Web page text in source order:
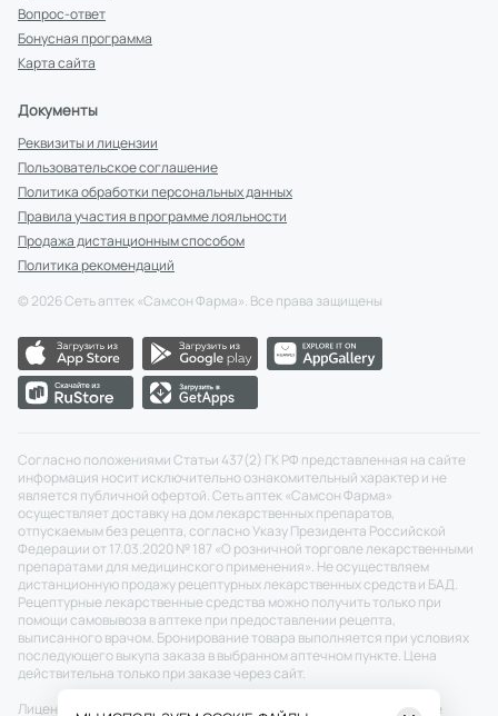
Вопрос-ответ
Бонусная программа
Карта сайта
Документы
Реквизиты и лицензии
Пользовательское соглашение
Политика обработки персональных данных
Правила участия в программе лояльности
Продажа дистанционным способом
Политика рекомендаций
© 2026Сеть аптек «Самсон Фарма». Все права защищены
Согласно положениями Статьи 437(2) ГК РФ представленная на сайте
информация носит исключительно ознакомительный характер и не
является публичной офертой. Сеть аптек «Самсон Фарма»
осуществляет доставку на дом лекарственных препаратов,
отпускаемым без рецепта, согласно Указу Президента Российской
Федерации от 17.03.2020 № 187 «О розничной торговле лекарственными
препаратами для медицинского применения». Не осуществляем
дистанционную продажу рецептурных лекарственных средств и БАД.
Рецептурные лекарственные средства можно получить только при
помощи самовывоза в аптеке при предоставлении рецепта,
выписанного врачом. Бронирование товара выполняется при условиях
последующего выкупа заказа в выбранном аптечном пункте. Цена
действительна только при заказе через сайт.
Лицензия №: ЛО-77-02-011343 от 22.12.2020 г.
Разрешение